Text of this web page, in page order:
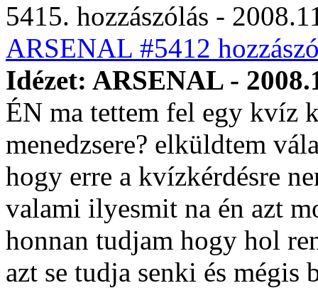
5415. hozzászólás -
ARSENAL #5412
Idézet: ARSENAL -
ÉN ma tettem fel egy kvíz
menedzsere? elküldtem
hogy erre a kvízkérdésre
valami ilyesmit na én azt
honnan tudjam hogy hol
azt se tudja senki és mégis